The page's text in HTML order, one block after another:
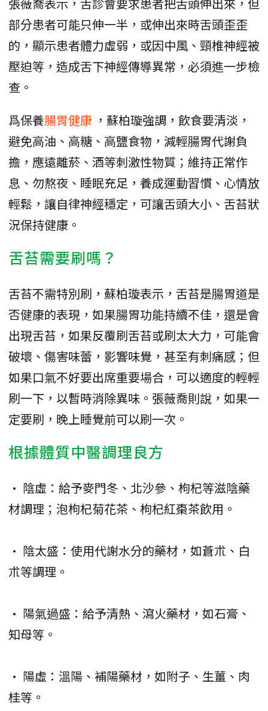
部分患者可能只伸一半，或伸出來時舌頭歪歪
的，顯示患者體力虛弱，或因中風、頸椎神經被
壓迫等，造成舌下神經傳導異常，必須進一步檢
查。
爲保養腸胃健康 ，蘇柏璇強調，飲食要清淡，
避免高油、高糖、高鹽食物，減輕腸胃代謝負
擔，應遠離菸、酒等刺激性物質；維持正常作
息、勿熬夜、睡眠充足，養成運動習慣、心情放
輕鬆，讓自律神經穩定，可讓舌頭大小、舌苔狀
況保持健康。
舌苔需要刷嗎？
舌苔不需特別刷，蘇柏璇表示，舌苔是腸胃道是
否健康的表現，如果腸胃功能持續不佳，還是會
出現舌苔，如果反覆刷舌苔或刷太大力，可能會
破壞、傷害味蕾，影響味覺，甚至有刺痛感；但
如果口氣不好要出席重要場合，可以適度的輕輕
刷一下，以暫時消除異味。張薇喬則說，如果一
定要刷，晚上睡覺前可以刷一次。
根據體質中醫調理良方
• 陰虛：給予麥門冬、北沙參、枸杞等滋陰藥
材調理；泡枸杞菊花茶、枸杞紅棗茶飲用。
• 陰太盛：使用代謝水分的藥材，如蒼朮、白
朮等調理。
• 陽氣過盛：給予清熱、瀉火藥材，如石膏、
知母等。
• 陽虛：溫陽、補陽藥材，如附子、生薑、肉
桂等。